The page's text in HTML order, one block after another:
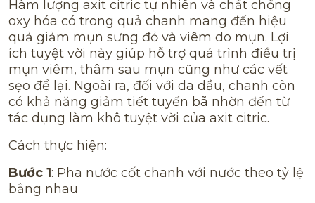
Hàm lượng axit citric tự nhiên và chất chống
oxy hóa có trong quả chanh mang đến hiệu
quả giảm mụn sưng đỏ và viêm do mụn. Lợi
ích tuyệt vời này giúp hỗ trợ quá trình điều trị
mụn viêm, thâm sau mụn cũng như các vết
sẹo để lại. Ngoài ra, đối với da dầu, chanh còn
có khả năng giảm tiết tuyến bã nhờn đến từ
tác dụng làm khô tuyệt vời của axit citric.
Cách thực hiện:
Bước 1: Pha nước cốt chanh với nước theo tỷ lệ
bằng nhau